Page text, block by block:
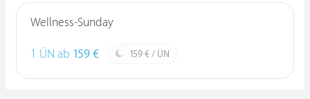
Wellness-Sunday
1 ÜN ab 159 € 159 € / ÜN